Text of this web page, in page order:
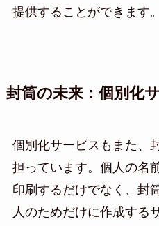
提供することができます。
封筒の未来：個別化
個別化サービスもまた、
担っています。個人の名
印刷するだけでなく、封
人のためだけに作成する